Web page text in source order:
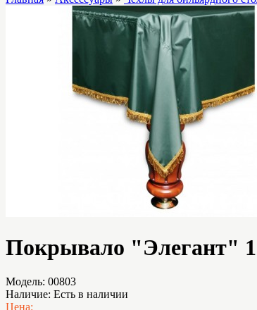
Покрывало "Элегант"
Модель: 00803
Наличие: Есть в наличии
Цена: